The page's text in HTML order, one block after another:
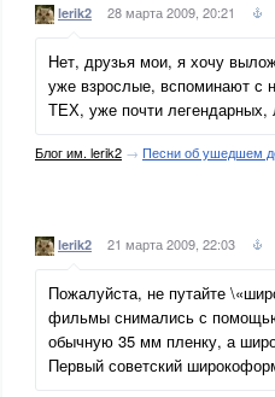
lerik2 28 марта 2009, 20:21
Нет, друзья мои, я хочу
уже взрослые, вспоминают с
ТЕХ, уже почти
Блог им. lerik2 → Песни об ушедшем
lerik2 21 марта 2009, 22:03
Пожалуйста, не путайте
фильмы снимались с
обычную 35 мм пленку, а
Первый советский